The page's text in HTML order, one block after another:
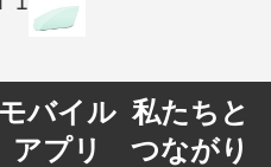
モバイル
アプリ
私たちと
つながり